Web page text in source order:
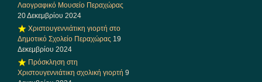
Λαογραφικό Μουσείο Περαχώρας
20 Δεκεμβρίου 2024
Χριστουγεννιάτικη γιορτή στο
Δημοτικό Σχολείο Περαχώρας 19
Δεκεμβρίου 2024
Πρόσκληση στη
Χριστουγεννιάτικη σχολική γιορτή 9